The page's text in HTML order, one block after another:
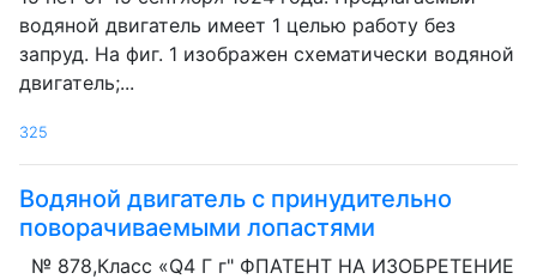
водяной двигатель имеет 1 целью работу без
запруд. На фиг. 1 изображен схематически водяной
двигатель;...
325
Водяной двигатель с принудительно
поворачиваемыми лопастями
№ 878,Класс «Q4 Г г" ФПАТЕНТ НА ИЗОБРЕТЕНИЕ